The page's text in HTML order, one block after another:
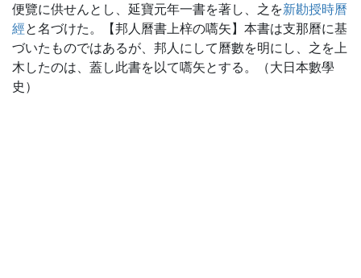
便覽に供せんとし、延寶元年一書を著し、之を新勘授時曆
經と名づけた。【邦人曆書上梓の嚆矢】本書は支那曆に基
づいたものではあるが、邦人にして曆數を明にし、之を上
木したのは、蓋し此書を以て嚆矢とする。（大日本數學
史）